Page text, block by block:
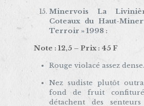
Minervois La
Coteaux du Haut-
Terroir » 1998 :
Note : 12,5 – Prix : 45 F
Rouge violacé assez dense.
Nez sudiste plutôt
fond de fruit confituré
détachent des